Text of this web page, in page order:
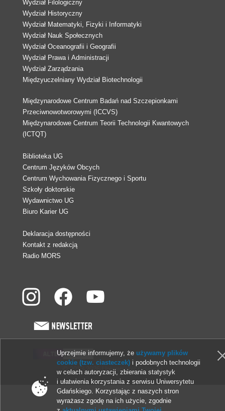
Wydział Filologiczny
Wydział Historyczny
Wydział Matematyki, Fizyki i Informatyki
Wydział Nauk Społecznych
Wydział Oceanografii i Geografii
Wydział Prawa i Administracji
Wydział Zarządzania
Międzyuczelniany Wydział Biotechnologii
Międzynarodowe Centrum Badań nad Szczepionkami
Przeciwnowotworowymi (ICCVS)
Międzynarodowe Centrum Teorii Technologii Kwantowych
(ICTQT)
Biblioteka UG
Centrum Języków Obcych
Centrum Wychowania Fizycznego i Sportu
Szkoły doktorskie
Wydawnictwo UG
Biuro Karier UG
Deklaracja dostępności
Kontakt z redakcją
Radio MORS
© 2013-2026 Uniwersytet Gdański
Uprzejmie informujemy, że używamy plików
cookie (tzw. ciasteczek) i podobnych technologii
w celach autoryzacji, zbierania statystyk
i ułatwienia korzystania z serwisu Uniwersytetu
Gdańskiego. Korzystając z naszych stron
wyrażasz zgodę na ich użycie, zgodnie